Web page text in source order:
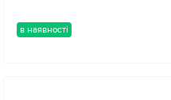
в наявності